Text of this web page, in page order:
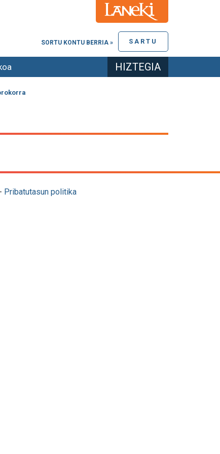
SARTU
SORTU KONTU BERRIA »
HIZTEGIA
Pribatutasun politika